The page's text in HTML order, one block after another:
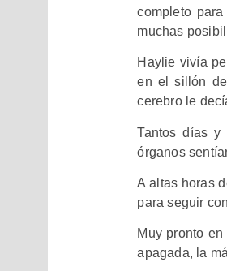
completo
muchas
Haylie vivía
en el sillón
cerebro le
Tantos días
órganos
A altas horas
para seguir
Muy pronto
apagada, la